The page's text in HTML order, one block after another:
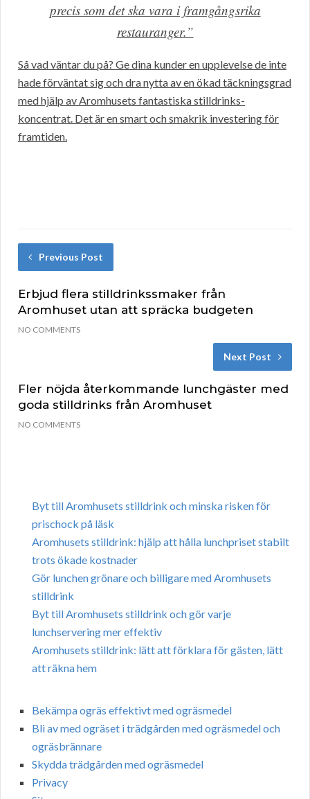
precis som det ska vara i framgångsrika
restauranger.”
Så vad väntar du på? Ge dina kunder en upplevelse de inte
hade förväntat sig och dra nytta av en ökad täckningsgrad
med hjälp av Aromhusets fantastiska stilldrinks-
koncentrat. Det är en smart och smakrik investering för
framtiden.
Previous Post
Erbjud flera stilldrinkssmaker från
Aromhuset utan att spräcka budgeten
NO COMMENTS
Next Post
Fler nöjda återkommande lunchgäster med
goda stilldrinks från Aromhuset
NO COMMENTS
Byt till Aromhusets stilldrink och minska risken för
prischock på läsk
Aromhusets stilldrink: hjälp att hålla lunchpriset stabilt
trots ökade kostnader
Gör lunchen grönare och billigare med Aromhusets
stilldrink
Byt till Aromhusets stilldrink och gör varje
lunchservering mer effektiv
Aromhusets stilldrink: lätt att förklara för gästen, lätt
att räkna hem
Bekämpa ogräs effektivt med ogräsmedel
Bli av med ogräset i trädgården med ogräsmedel och
ogräsbrännare
Skydda trädgården med ogräsmedel
Privacy